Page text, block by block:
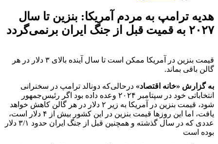
هدیه ترامپ به مردم آمریکا: بنزین تا سال
۲۰۲۷ به قمیت قبل از جنگ ایران برنمی‌گردد
قیمت بنزین در آمریکا ممکن است تا سال آینده بالای ۳ دلار در هر
گالن باقی بماند.
به گزارش «خانه اقتصاد» درحالی‌که دونالد ترامپ در سخنرانی
انتخاباتی خود در سپتامبر ۲۰۲۴ وعده داده بود اگر رئیس‌جمهور
شود، قیمت بنزین در آمریکا به زیر ۲ دلار در هر گالن کاهش خواهد
یافت، اما این روزها قیمت بنزین در این کشور بیش از ۴ دلار است،
عددی که در سال گذشته و همچنین قبل از جنگ ایران حدود ۳/۱ دلار
بوده است